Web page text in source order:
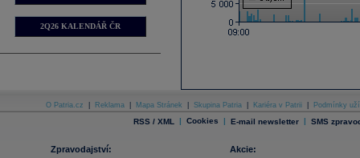
2Q26 KALENDÁŘ ČR
O Patria.cz Reklama Mapa Stránek Skupina Patria Kariéra v Patrii Podmínky
RSS / XML | Cookies | E-mail newsletter | SMS
Zpravodajství:
Akcie: